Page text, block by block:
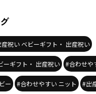
祝い ベビーギフト・ 出産祝い
ーギフト・ 出産祝い #合わせや
ー #合わせやすい ニット #出